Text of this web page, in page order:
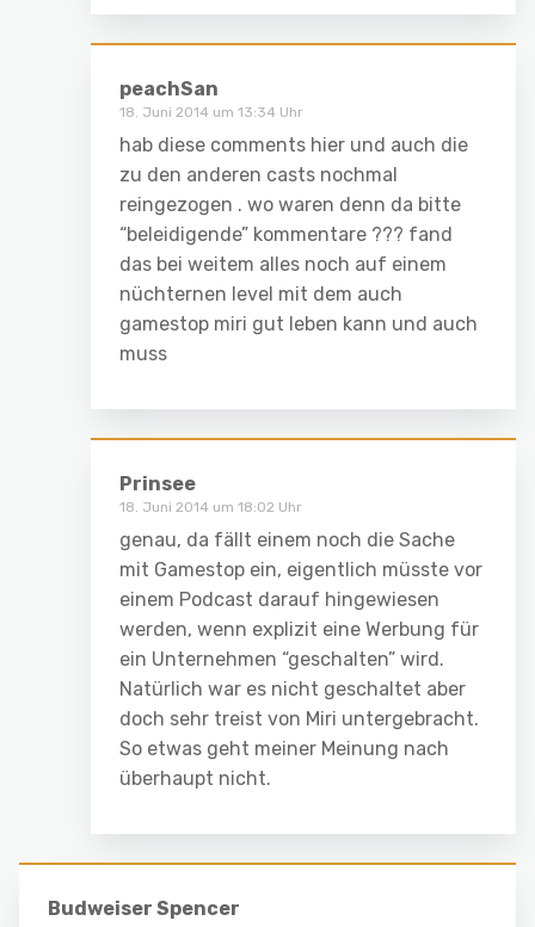
peachSan
18. Juni 2014 um 13:34 Uhr
hab diese comments hier und auch die
zu den anderen casts nochmal
reingezogen . wo waren denn da bitte
“beleidigende” kommentare ??? fand
das bei weitem alles noch auf einem
nüchternen level mit dem auch
gamestop miri gut leben kann und auch
muss
Prinsee
18. Juni 2014 um 18:02 Uhr
genau, da fällt einem noch die Sache
mit Gamestop ein, eigentlich müsste vor
einem Podcast darauf hingewiesen
werden, wenn explizit eine Werbung für
ein Unternehmen “geschalten” wird.
Natürlich war es nicht geschaltet aber
doch sehr treist von Miri untergebracht.
So etwas geht meiner Meinung nach
überhaupt nicht.
Budweiser Spencer